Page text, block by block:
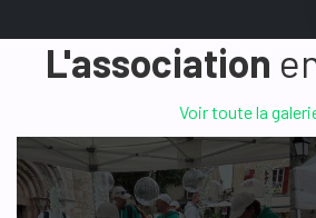
L'association
Voir toute la